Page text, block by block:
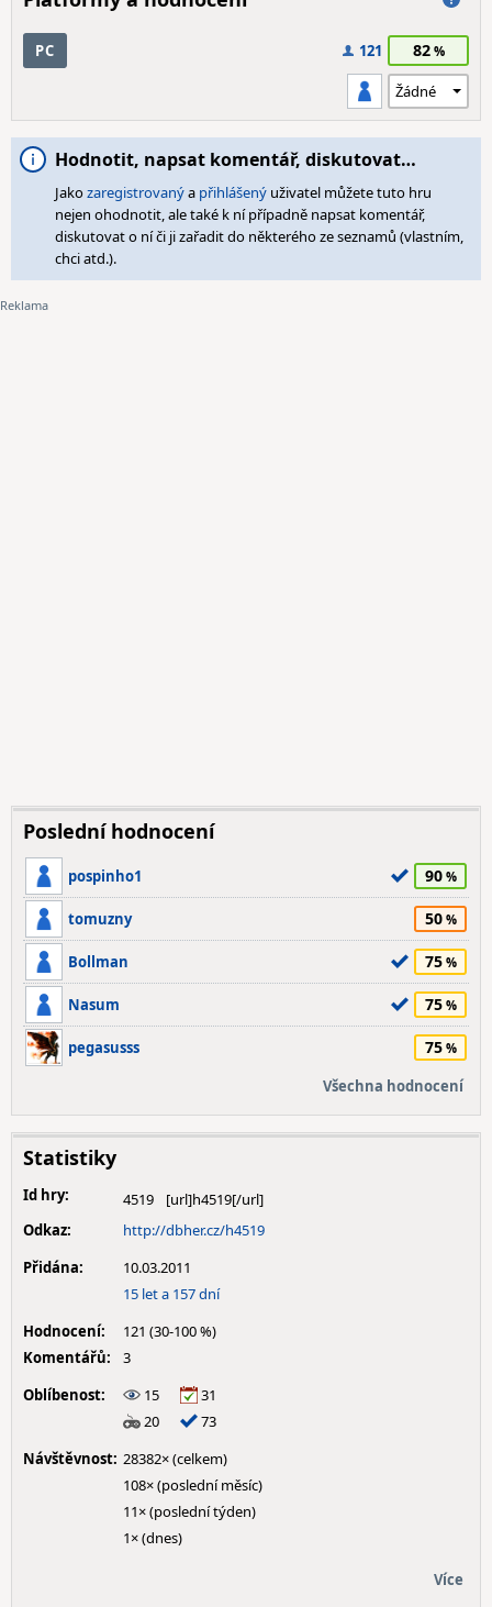
PC 121 82
Hodnotit, napsat komentář, diskutovat…
Jakozaregistrovanýa přihlášený uživatel můžete tuto hru
nejen ohodnotit, ale také k ní případně napsat komentář,
diskutovat o ní či ji zařadit do některého ze seznamů (vlastním,
chci atd.).
Poslední hodnocení
pospinho1 90
tomuzny 50
Bollman 75
Nasum 75
pegasusss 75
Všechna hodnocení
Statistiky
Id hry:
4519
Odkaz:
http://dbher.cz/h4519
Přidána:
10.03.2011
15 let a 157 dní
Hodnocení:
121 (30-100 %)
Komentářů:
3
Oblíbenost:
15
31
20
73
Návštěvnost: 28382× (celkem)
108× (poslední měsíc)
11× (poslední týden)
1× (dnes)
Více